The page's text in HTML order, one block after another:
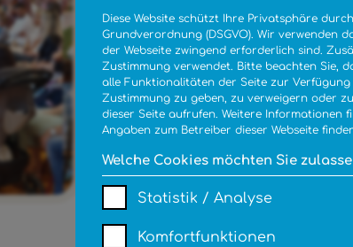
Diese Website schützt Ihre Privatsphäre
Grundverordnung (DSGVO). Wir verwenden
der Webseite zwingend erforderlich sind.
Zustimmung verwendet. Bitte beachten Sie,
alle Funktionalitäten der Seite zur
Zustimmung zu geben, zu verweigern oder
dieser Seite aufrufen. Weitere Informationen
Angaben zum Betreiber dieser Webseite
Welche Cookies möchten Sie
Statistik / Analyse
Komfortfunktionen